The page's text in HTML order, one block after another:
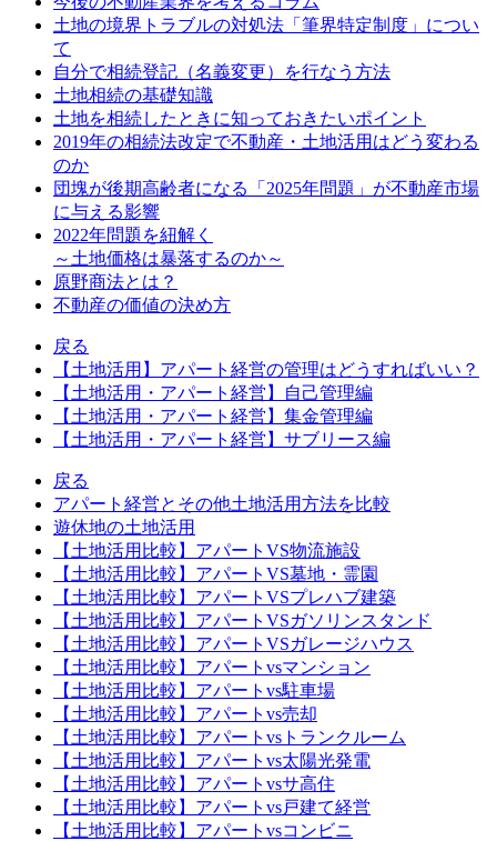
土地の境界トラブルの対処法「筆界特定制度」につい
て
自分で相続登記（名義変更）を行なう方法
土地相続の基礎知識
土地を相続したときに知っておきたいポイント
2019年の相続法改定で不動産・土地活用はどう変わる
のか
団塊が後期高齢者になる「2025年問題」が不動産市場
に与える影響
2022年問題を紐解く
～土地価格は暴落するのか～
原野商法とは？
不動産の価値の決め方
戻る
【土地活用】アパート経営の管理はどうすればいい？
【土地活用・アパート経営】自己管理編
【土地活用・アパート経営】集金管理編
【土地活用・アパート経営】サブリース編
戻る
アパート経営とその他土地活用方法を比較
遊休地の土地活用
【土地活用比較】アパートVS物流施設
【土地活用比較】アパートVS墓地・霊園
【土地活用比較】アパートVSプレハブ建築
【土地活用比較】アパートVSガソリンスタンド
【土地活用比較】アパートVSガレージハウス
【土地活用比較】アパートvsマンション
【土地活用比較】アパートvs駐車場
【土地活用比較】アパートvs売却
【土地活用比較】アパートvsトランクルーム
【土地活用比較】アパートvs太陽光発電
【土地活用比較】アパートvsサ高住
【土地活用比較】アパートvs戸建て経営
【土地活用比較】アパートvsコンビニ